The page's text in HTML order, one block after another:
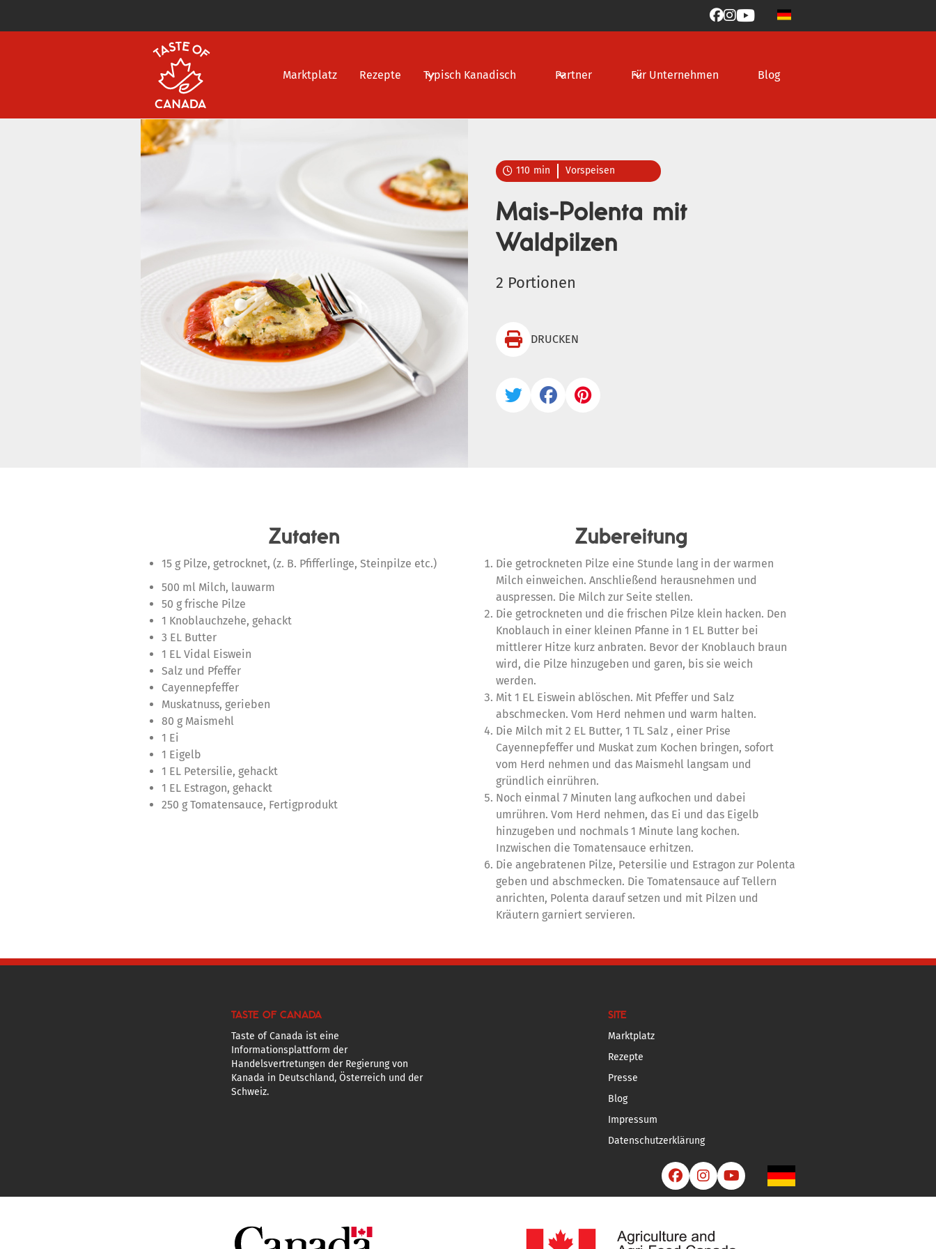

Marktplatz Rezepte Typisch Kanadisch Partner Für Unternehmen Blog
 110 min Vorspeisen
Mais-Polenta mit
Waldpilzen
2 Portionen
 DRUCKEN
  
Zutaten
15 g Pilze, getrocknet, (z. B. Pfifferlinge, Steinpilze etc.)
500 ml Milch, lauwarm
50 g frische Pilze
1 Knoblauchzehe, gehackt
3 EL Butter
1 EL Vidal Eiswein
Salz und Pfeffer
Cayennepfeffer
Muskatnuss, gerieben
80 g Maismehl
1 Ei
1 Eigelb
1 EL Petersilie, gehackt
1 EL Estragon, gehackt
250 g Tomatensauce, Fertigprodukt
Zubereitung
Die getrockneten Pilze eine Stunde lang in der warmen
Milch einweichen. Anschließend herausnehmen und
auspressen. Die Milch zur Seite stellen.
Die getrockneten und die frischen Pilze klein hacken. Den
Knoblauch in einer kleinen Pfanne in 1 EL Butter bei
mittlerer Hitze kurz anbraten. Bevor der Knoblauch braun
wird, die Pilze hinzugeben und garen, bis sie weich
werden.
Mit 1 EL Eiswein ablöschen. Mit Pfeffer und Salz
abschmecken. Vom Herd nehmen und warm halten.
Die Milch mit 2 EL Butter, 1 TL Salz , einer Prise
Cayennepfeffer und Muskat zum Kochen bringen, sofort
vom Herd nehmen und das Maismehl langsam und
gründlich einrühren.
Noch einmal 7 Minuten lang aufkochen und dabei
umrühren. Vom Herd nehmen, das Ei und das Eigelb
hinzugeben und nochmals 1 Minute lang kochen.
Inzwischen die Tomatensauce erhitzen.
Die angebratenen Pilze, Petersilie und Estragon zur Polenta
geben und abschmecken. Die Tomatensauce auf Tellern
anrichten, Polenta darauf setzen und mit Pilzen und
Kräutern garniert servieren.
TASTE OF CANADA
Taste of Canada ist eine
Informationsplattform der
Handelsvertretungen der Regierung von
Kanada in Deutschland, Österreich und der
Schweiz.
SITE
Marktplatz
Rezepte
Presse
Blog
Impressum
Datenschutzerklärung
  